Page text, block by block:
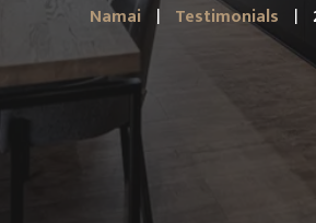
Namai Testimonials